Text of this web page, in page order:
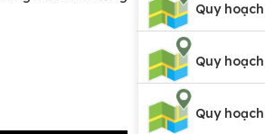
Quy
Quy
Quy